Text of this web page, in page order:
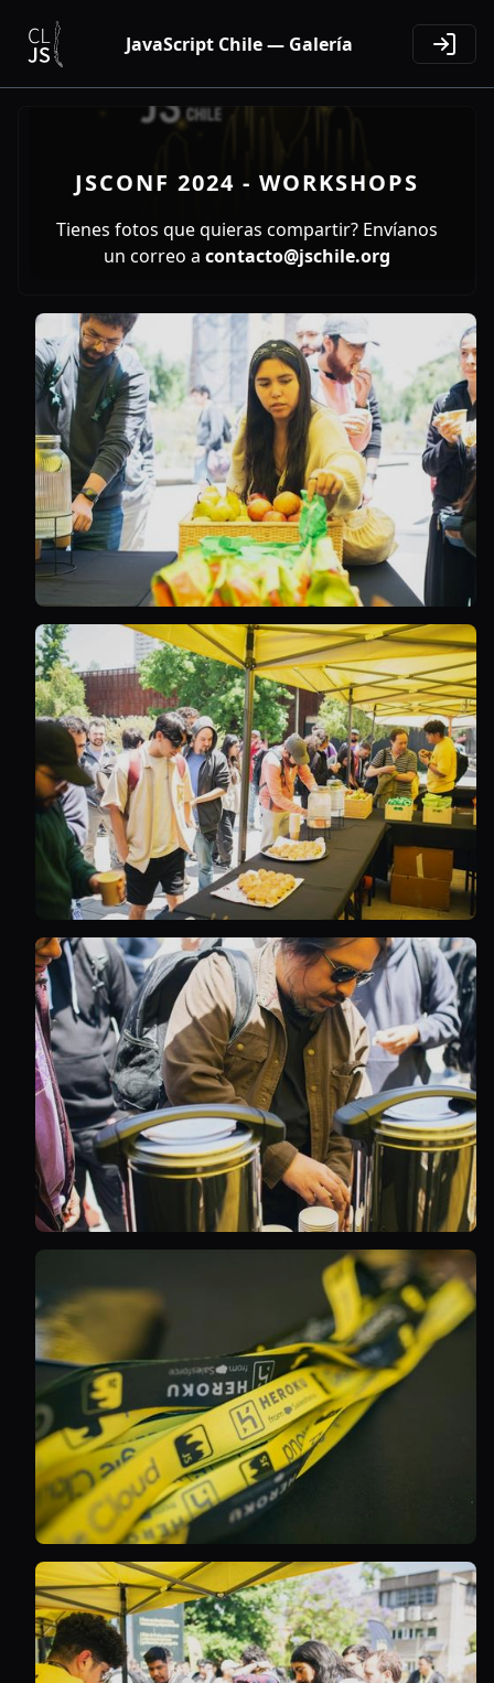
JavaScript Chile — Galería
JSCONF 2024 - WORKSHOPS
Tienes fotos que quieras compartir? Envíanos
un correo a contacto@jschile.org